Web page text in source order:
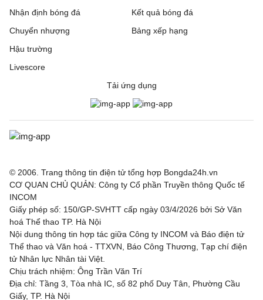
0 - 1 FC Annecy
0 - 3
VĐQG Bồ Đào Nha, Hôm nay - 09/08
Vitoria de Guimaraes
Atletico Tucuman 1 - 2 Sarmiento
Deportivo Riestra 2 - 0
Estudiantes de la
VĐQG Bỉ, Hôm nay - 09/08
St.Truiden 1 - 1 Lommel
Nhận định bóng đá
Chuyển nhượng
Hậu trường
Livescore
Kết quả bóng đá
Bảng xếp hạng
Tải ứng dụng
© 2006. Trang thông tin điện tử tổng hợp Bongda24h.vn
CƠ QUAN CHỦ QUẢN: Công ty Cổ phần Truyền thông Quốc tế
INCOM
Giấy phép số: 150/GP-SVHTT cấp ngày 03/4/2026 bởi Sở Văn
hoá Thể thao TP. Hà Nội
Nội dung thông tin hợp tác giữa Công ty INCOM và Báo điện tử
Thể thao và Văn hoá - TTXVN, Báo Công Thương, Tạp chí điện
tử Nhân lực Nhân tài Việt.
Chịu trách nhiệm: Ông Trần Văn Trí
Địa chỉ: Tầng 3, Tòa nhà IC, số 82 phố Duy Tân, Phường Cầu
Giấy, TP. Hà Nội